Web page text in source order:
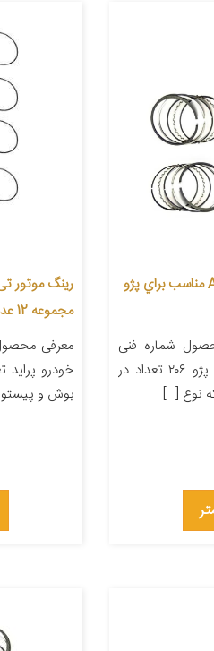
رينگ موتور ماهله كد A44060 مناسب براي پژو
شماره فنی
A۴۴۰۶۰ مناسب برای خودرو پژو ۲۰۶ تعداد در
مجموعه 12 عددی
معرفی
بوش و